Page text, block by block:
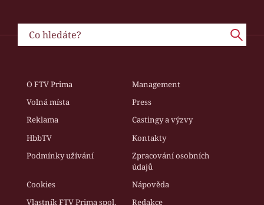
O FTV Prima
Management
Volná místa
Press
Reklama
Castingy a výzvy
HbbTV
Kontakty
Podmínky užívání
Zpracování osobních
údajů
Cookies
Nápověda
Vlastník FTV Prima spol.
Redakce